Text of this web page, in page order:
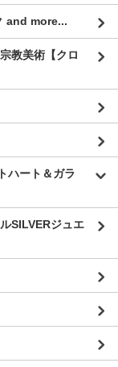
and more...
教美術【クロ
ハート＆ガラ
SILVERジュエ